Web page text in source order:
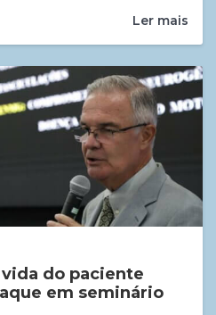
Ler mais
do paciente
em seminário